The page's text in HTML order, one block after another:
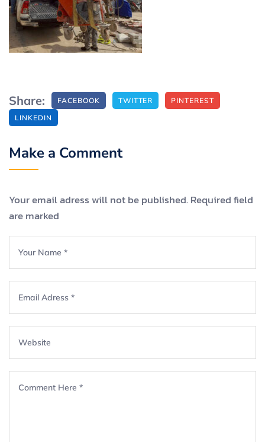
Share: FACEBOOK TWITTER
PINTEREST
LINKEDIN
Make a Comment
Your email adress will not be published. Required field
are marked